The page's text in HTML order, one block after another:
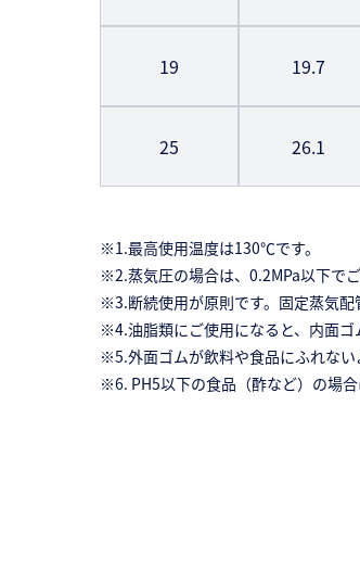
19 19.7
25 26.1
※1.最高使用温度は130℃です。
※2.蒸気圧の場合は、0.2MPa以下でご
※3.断続使用が原則です。固定蒸気配
※4.油脂類にご使用になると、内面ゴ
※5.外面ゴムが飲料や食品にふれない
※6. PH5以下の食品（酢など）の場